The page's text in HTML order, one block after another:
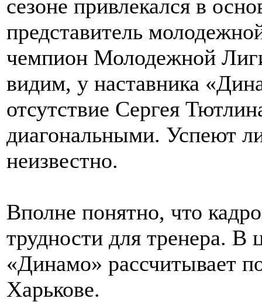
сезоне привлекался в
представитель
чемпион Молодежной
видим, у наставника
отсутствие Сергея
диагональными. Успеют
неизвестно.
Вполне понятно, что
трудности для тренера. В
«Динамо» рассчитывает
Харькове.